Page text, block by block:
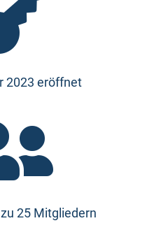
2023 eröffnet
25 Mitgliedern